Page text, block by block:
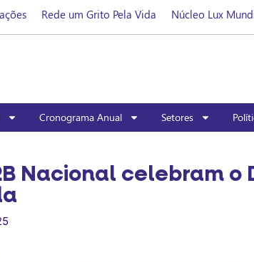
Rede um Grito Pela Vida Núcleo Lux
Cronograma Anual Setores
Nacional celebram o